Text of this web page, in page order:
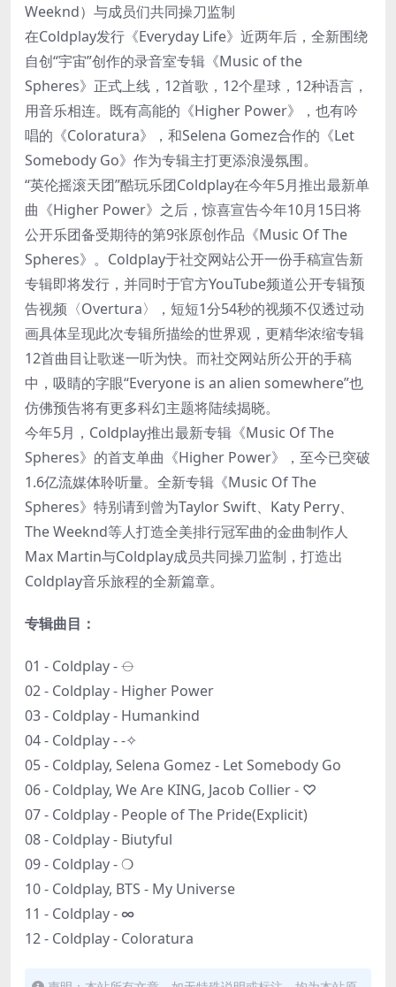
Weeknd）与成员们共同操刀监制
在Coldplay发行《Everyday Life》近两年后，全新围绕
自创“宇宙”创作的录音室专辑《Music of the
Spheres》正式上线，12首歌，12个星球，12种语言，
用音乐相连。既有高能的《Higher Power》，也有吟
唱的《Coloratura》，和Selena Gomez合作的《Let
Somebody Go》作为专辑主打更添浪漫氛围。
“英伦摇滚天团”酷玩乐团Coldplay在今年5月推出最新单
曲《Higher Power》之后，惊喜宣告今年10月15日将
公开乐团备受期待的第9张原创作品《Music Of The
Spheres》。Coldplay于社交网站公开一份手稿宣告新
专辑即将发行，并同时于官方YouTube频道公开专辑预
告视频〈Overtura〉，短短1分54秒的视频不仅透过动
画具体呈现此次专辑所描绘的世界观，更精华浓缩专辑
12首曲目让歌迷一听为快。而社交网站所公开的手稿
中，吸睛的字眼“Everyone is an alien somewhere”也
仿佛预告将有更多科幻主题将陆续揭晓。
今年5月，Coldplay推出最新专辑《Music Of The
Spheres》的首支单曲《Higher Power》，至今已突破
1.6亿流媒体聆听量。全新专辑《Music Of The
Spheres》特别请到曾为Taylor Swift、Katy Perry、
The Weeknd等人打造全美排行冠军曲的金曲制作人
Max Martin与Coldplay成员共同操刀监制，打造出
Coldplay音乐旅程的全新篇章。
专辑曲目：
01 - Coldplay - ⦵
02 - Coldplay - Higher Power
03 - Coldplay - Humankind
04 - Coldplay - -✧
05 - Coldplay, Selena Gomez - Let Somebody Go
06 - Coldplay, We Are KING, Jacob Collier - ♡
07 - Coldplay - People of The Pride(Explicit)
08 - Coldplay - Biutyful
09 - Coldplay - ❍
10 - Coldplay, BTS - My Universe
11 - Coldplay - ∞
12 - Coldplay - Coloratura